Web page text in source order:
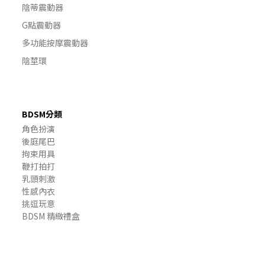
陰蒂震動器
G點震動器
多功能按摩震動器
陰莖環
BDSM分類
角色扮演
後庭尾巴
拘束用具
鞭打拍打
乳頭刺激
性感內衣
挑逗玩意
BDSM 精緻禮盒